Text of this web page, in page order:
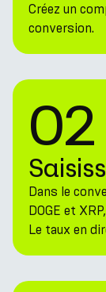
Créez un
conversion.
02
Dans le
DOGE et
Le taux en